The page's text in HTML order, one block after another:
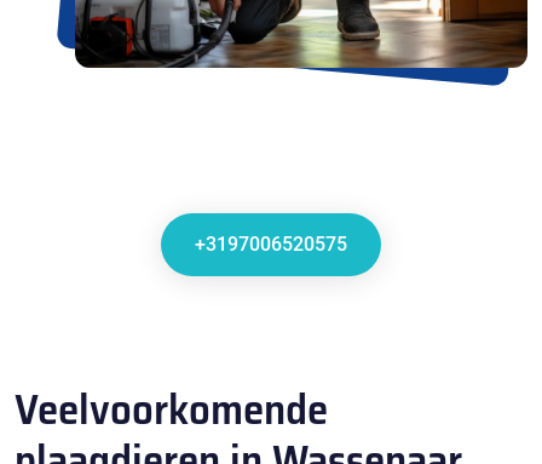
+3197006520575
Veelvoorkomende